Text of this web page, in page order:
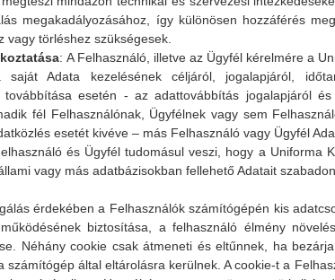
megakadályozásához, így különösen hozzáférés
törléshez szükségesek.
: A Felhasználó, illetve az Ügyfél kérelmére a
Adata kezelésének céljáról, jogalapjáról,
esetén - az adattovábbítás jogalapjáról
fél Felhasználónak, Ügyfélnek vagy sem
esetét kivéve – más Felhasználó vagy Ügyfél
és Ügyfél tudomásul veszi, hogy a Uniforma
vagy más adatbázisokban fellehető Adatait
érdekében a Felhasználók számítógépén kis
biztosítása, a felhasználó élmény
Néhány cookie csak átmeneti és eltűnnek, ha
által eltárolásra kerülnek. A cookie-t a